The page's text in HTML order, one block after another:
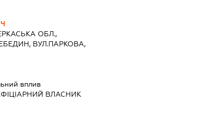
ОБЛ.,
ВУЛ.ПАРКОВА,
вплив
ВЛАСНИК